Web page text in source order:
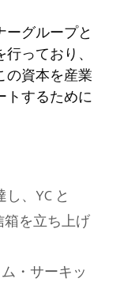
グループと
っており、
の資本を産業
トするために
、YC と
箱を立ち上げ
・サーキッ